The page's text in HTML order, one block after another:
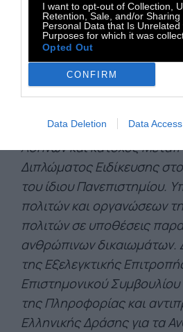
I want to opt-out of Collection,
Retention, Sale, and/or Sharing
Personal Data that Is Unrelated
Purposes for which it was
Opted Out
CONFIRM
Data Deletion Data Access
ανθρωποκτονία» είσαι
προβλήματος.
O Βασίλης Σωτηρόπουλος
Εθνικού και
Αθηνών και κάτοχος
Διπλώματος Ειδίκευσης
του ίδιου Πανεπιστημίου.
πολιτών και οργανώσεων
πολιτών σε υποθέσεις
ανθρώπινων δικαιωμάτων.
της Εξελεγκτικής
Επιστημονικού Συμβουλίου
της Πληροφορίας και
Ελληνικής Δράσης για τα